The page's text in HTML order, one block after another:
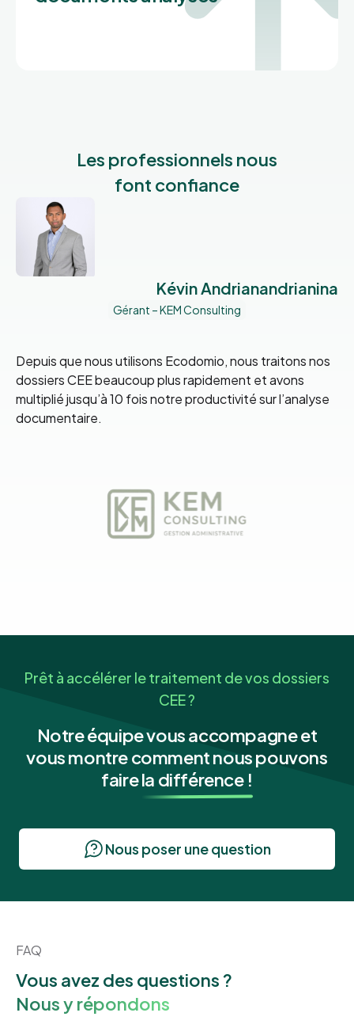
Les professionnels nous
font confiance
Kévin Andrianandrianina
Gérant – KEM Consulting
Depuis que nous utilisons Ecodomio, nous traitons nos
dossiers CEE beaucoup plus rapidement et avons
multiplié jusqu’à 10 fois notre productivité sur l’analyse
documentaire.
Prêt à accélérer le traitement de vos dossiers
CEE ?
Notre équipe vous accompagne et
vous montre comment nous pouvons
fairela différence !
Nous poser une question
FAQ
Vous avez des questions ?
Nous y répondons